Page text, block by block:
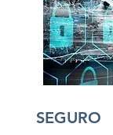
SEGURO